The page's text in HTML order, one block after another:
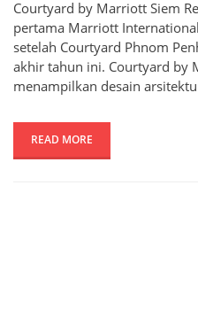
Courtyard by Marriott Siem
pertama Marriott
setelah Courtyard Phnom
akhir tahun ini. Courtyard by
menampilkan desain
READ MORE